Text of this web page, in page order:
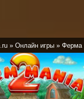
» Онлайн игры » Ферма